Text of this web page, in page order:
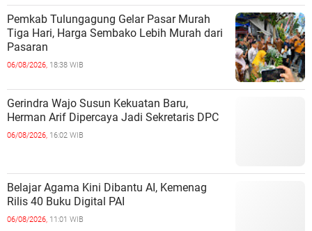
Pemkab Tulungagung Gelar Pasar Murah
Tiga Hari, Harga Sembako Lebih Murah dari
Pasaran
06/08/2026, 18:38 WIB
Gerindra Wajo Susun Kekuatan Baru,
Herman Arif Dipercaya Jadi Sekretaris DPC
06/08/2026, 16:02 WIB
Belajar Agama Kini Dibantu AI, Kemenag
Rilis 40 Buku Digital PAI
06/08/2026, 11:01 WIB